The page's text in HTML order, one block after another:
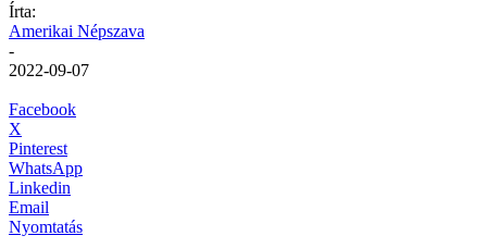
Írta:
Amerikai Népszava
-
2022-09-07
Facebook
X
Pinterest
WhatsApp
Linkedin
Email
Nyomtatás